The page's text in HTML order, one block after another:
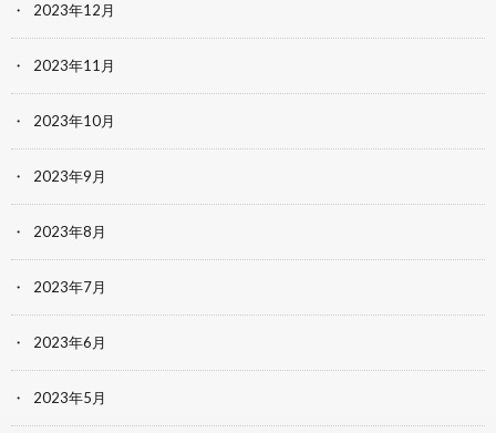
2023年12月
2023年11月
2023年10月
2023年9月
2023年8月
2023年7月
2023年6月
2023年5月